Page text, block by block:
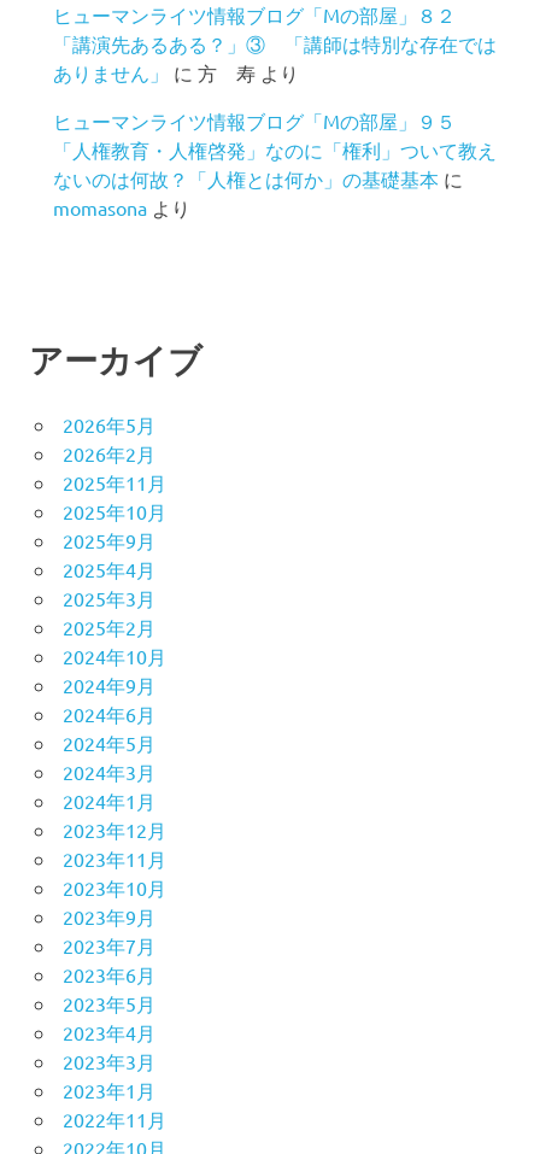
ヒューマンライツ情報ブログ「Mの部屋」８２
「講演先あるある？」③ 「講師は特別な存在では
ありません」
に 方 寿 より
ヒューマンライツ情報ブログ「Mの部屋」９５
「人権教育・人権啓発」なのに「権利」ついて教え
ないのは何故？「人権とは何か」の基礎基本 に
momasona より
アーカイブ
2026年5月
2026年2月
2025年11月
2025年10月
2025年9月
2025年4月
2025年3月
2025年2月
2024年10月
2024年9月
2024年6月
2024年5月
2024年3月
2024年1月
2023年12月
2023年11月
2023年10月
2023年9月
2023年7月
2023年6月
2023年5月
2023年4月
2023年3月
2023年1月
2022年11月
2022年10月